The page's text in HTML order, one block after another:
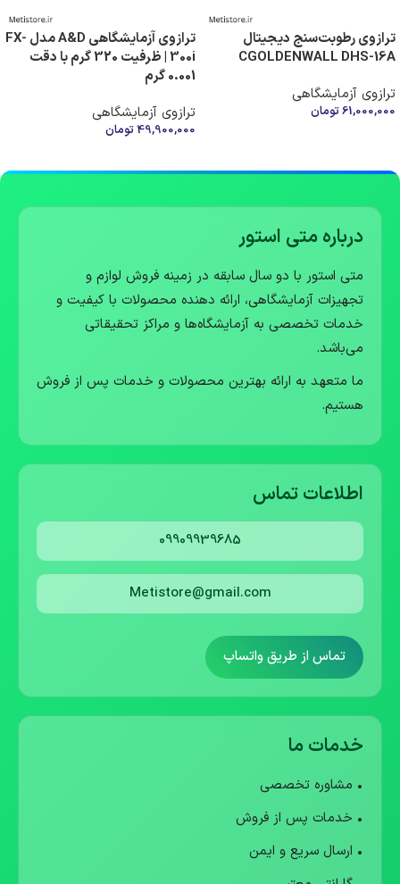
ترازوی رطوبت‌سنج دیجیتال
CGOLDENWALL DHS-16A
ترازوی آزمایشگاهی
61,000,000تومان
ترازوی آزمایشگاهی A&D مدل FX-
300i | ظرفیت 320 گرم با دقت
0.001 گرم
ترازوی آزمایشگاهی
49,900,000 تومان
درباره متی استور
متی استور با دو سال سابقه در زمینه فروش لوازم و
تجهیزات آزمایشگاهی، ارائه دهنده محصولات با کیفیت و
خدمات تخصصی به آزمایشگاه‌ها و مراکز تحقیقاتی
می‌باشد.
ما متعهد به ارائه بهترین محصولات و خدمات پس از فروش
هستیم.
اطلاعات تماس
09909939685
Metistore@gmail.com
تماس از طریق واتساپ
خدمات ما
• مشاوره تخصصی
• خدمات پس از فروش
• ارسال سریع و ایمن